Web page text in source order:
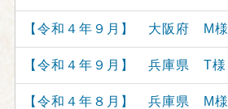
【令和４年９月】 大阪府 M様
【令和４年９月】 兵庫県 T様
【令和４年８月】 兵庫県 M様